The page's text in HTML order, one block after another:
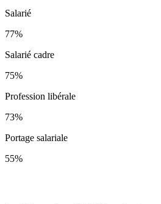
Salarié
77%
Salarié cadre
75%
Profession libérale
73%
Portage salariale
55%